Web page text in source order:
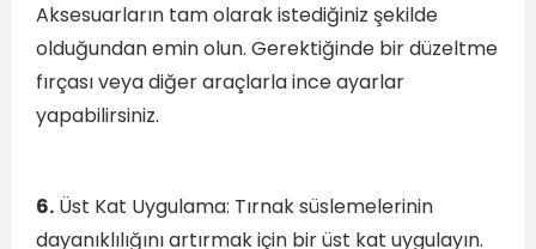
Aksesuarların tam olarak istediğiniz şekilde
olduğundan emin olun. Gerektiğinde bir düzeltme
fırçası veya diğer araçlarla ince ayarlar
yapabilirsiniz.
6. Üst Kat Uygulama: Tırnak süslemelerinin
dayanıklılığını artırmak için bir üst kat uygulayın.